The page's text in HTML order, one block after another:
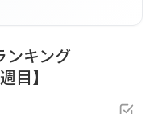
ンキング
目】